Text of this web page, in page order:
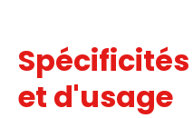
et d'usage